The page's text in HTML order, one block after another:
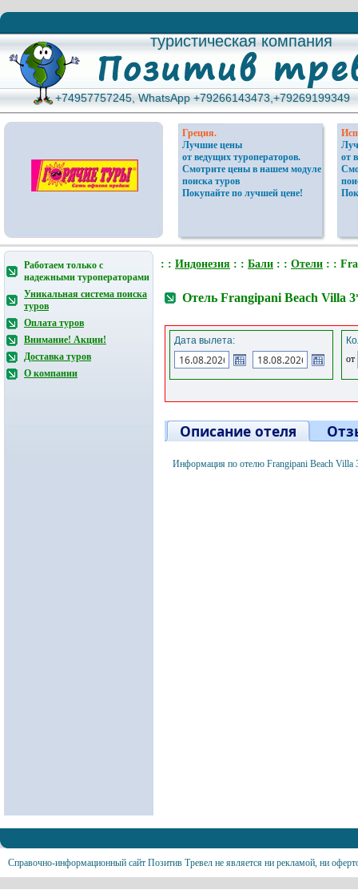
туристическая компания
туристическая компания
+74957757245, WhatsApp +79266143473,+79269199349
+74957757245, WhatsApp +79266143473,+79269199349
Греция.
Лучшие цены
от ведущих туроператоров.
Смотрите цены в нашем модуле
поиска туров
Покупайте по лучшей цене!
от
Работаем только с
надежными туроператорами
Уникальная система поиска
туров
Оплата туров
Внимание! Акции!
Доставка туров
О компании
: : Индонезия : : Бали : : Отели : :
Отель Frangipani Beach Villa
Дата вылета:
от
Описание отеля
Информация по отелю Frangipani Beach Villa
Справочно-информационный сайт Позитив Тревел не является ни рекламой, ни